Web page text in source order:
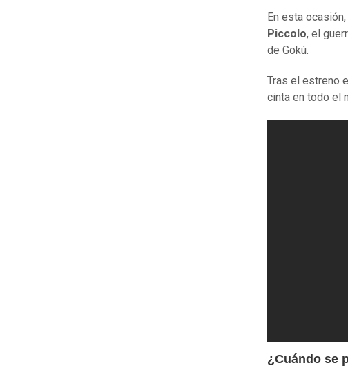
En esta
Piccolo, el
de Gokú.
Tras el estreno
cinta en todo el
¿Cuándo se